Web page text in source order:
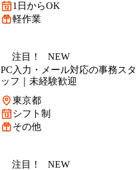
1日からOK
軽作業
注目！
NEW
PC入力・メール対応の事務スタ
ッフ｜未経験歓迎
東京都
シフト制
その他
注目！
NEW